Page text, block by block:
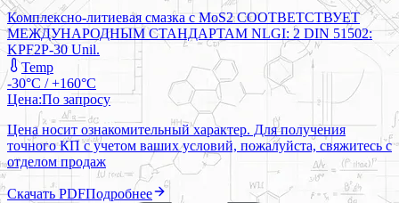
Комплексно-литиевая смазка с MoS2 СООТВЕТСТВУЕТ
МЕЖДУНАРОДНЫМ СТАНДАРТАМ NLGI: 2 DIN 51502:
KPF2P-30 Unil.
Temp
-30°C / +160°C
Цена:По запросу
Цена носит ознакомительный характер. Для получения
точного КП с учетом ваших условий, пожалуйста, свяжитесь с
отделом продаж
Скачать PDFПодробнее